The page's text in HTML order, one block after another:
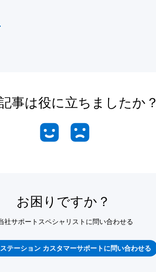
事は役に立ちましたか？
お困りですか？
社サポートスペシャリストに問い合わせる
テーション カスタマーサポートに問い合わせる